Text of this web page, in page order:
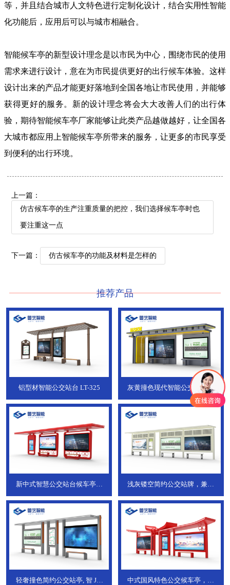
等，并且结合城市人文特色进行定制化设计，结合实用性智能
化功能后，应用后可以与城市相融合。
智能候车亭的新型设计理念是以市民为中心，围绕市民的使用
需求来进行设计，意在为市民提供更好的出行候车体验。这样
设计出来的产品才能更好落地到全国各地让市民使用，并能够
获得更好的服务。新的设计理念将会大大改善人们的出行体
验，期待智能候车亭厂家能够让此类产品越做越好，让全国各
大城市都应用上智能候车亭所带来的服务，让更多的市民享受
到便利的出行环境。
上一篇：
仿古候车亭的生产注重质量的把控，我们选择候车亭时也
要注重这一点
下一篇： 仿古候车亭的功能及材料是怎样的
推荐产品
铝型材智能公交站台 LT-325
灰黄撞色现代智能公交站台，
新中式智慧公交站台候车亭，
浅灰镂空简约公交站牌，兼具
轻奢撞色简约公交站亭, 智 JT-
中式国风特色公交候车亭，承